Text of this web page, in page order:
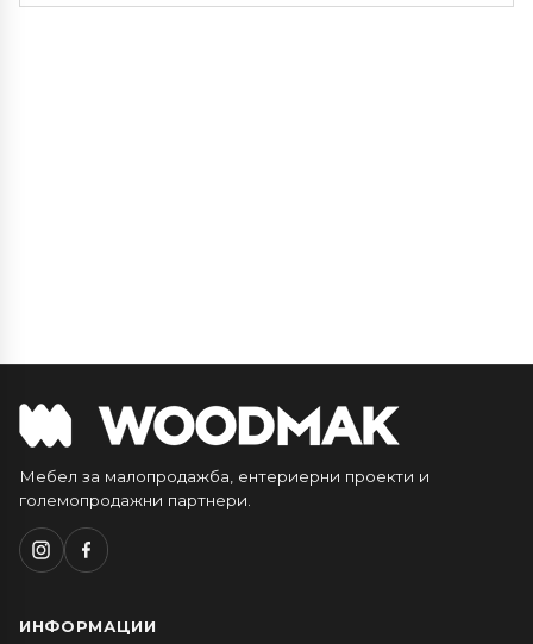
Мебел за малопродажба, ентериерни проекти и
големопродажни партнери.
ИНФОРМАЦИИ